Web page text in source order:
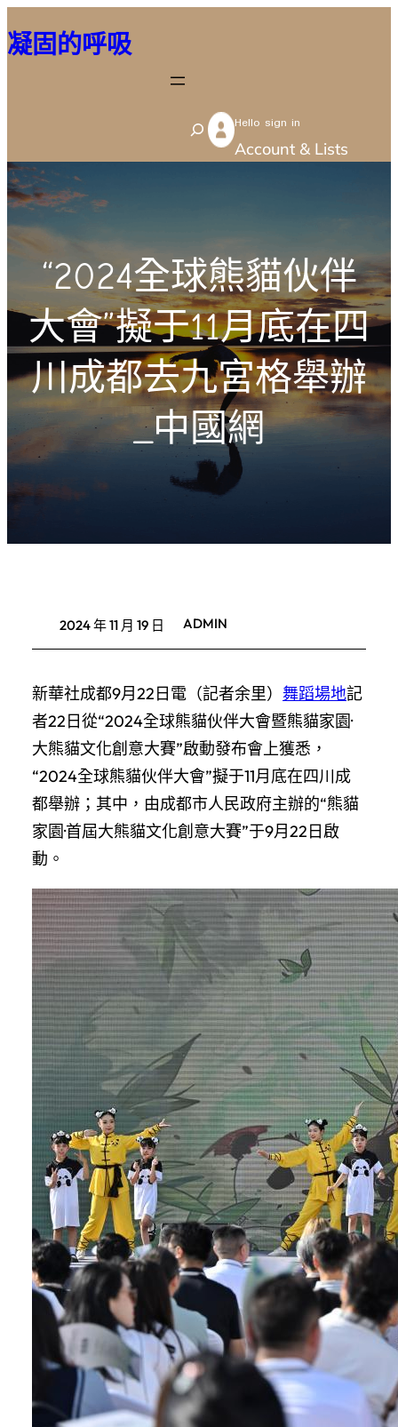
至
容
凝固的呼吸
S
e
h
Hello sign in
Account & Lists
“2024全球熊貓伙伴
大會”擬于11月底在四
川成都去九宮格舉辦
_中國網
2024 年 11 月 19 日 ADMIN
新華社成都9月22日電（記者余里） 舞蹈場地記
者22日從“2024全球熊貓伙伴大會暨熊貓家園·
大熊貓文化創意大賽”啟動發布會上獲悉，
“2024全球熊貓伙伴大會”擬于11月底在四川成
都舉辦；其中，由成都市人民政府主辦的“熊貓
家園·首屆大熊貓文化創意大賽”于9月22日啟
動。